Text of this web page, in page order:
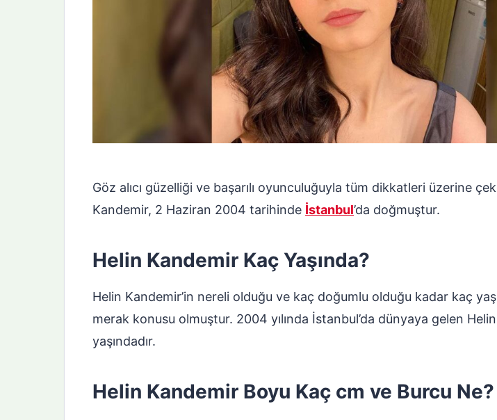
Göz alıcı güzelliği ve başarılı oyunculuğuyla tüm dikkatleri üzerine
Kandemir, 2 Haziran 2004 tarihinde İstanbul’da doğmuştur.
Helin Kandemir Kaç Yaşında?
Helin Kandemir’in nereli olduğu ve kaç doğumlu olduğu kadar kaç
merak konusu olmuştur. 2004 yılında İstanbul’da dünyaya gelen
yaşındadır.
Helin Kandemir Boyu Kaç cm ve Burcu Ne?